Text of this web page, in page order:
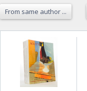
From same author ...